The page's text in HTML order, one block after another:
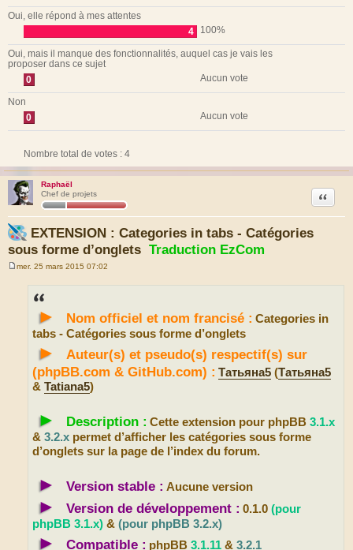
Oui, elle répond à mes attentes
4
100%
Oui, mais il manque des fonctionnalités, auquel cas je vais les
proposer dans ce sujet
0
Aucun vote
Non
0
Aucun vote
Nombre total de votes : 4
Raphaël
Chef de projets
EXTENSION : Categories in tabs - Catégories
sous forme d’onglets Traduction EzCom
Citation
mer. 25 mars 2015 07:02
► Nom officiel et nom francisé : Categories in
tabs - Catégories sous forme d’onglets
►
Auteur(s) et pseudo(s) respectif(s) sur
(phpBB.com & GitHub.com) : Татьяна5 (Татьяна5
& Tatiana5)
► Description : Cette extension pour phpBB 3.1.x
& 3.2.x permet d’afficher les catégories sous forme
d’onglets sur la page de l’index du forum.
► Version stable : Aucune version
► Version de développement : 0.1.0 (pour
phpBB 3.1.x) & (pour phpBB 3.2.x)
► Compatible : phpBB 3.1.11 & 3.2.1